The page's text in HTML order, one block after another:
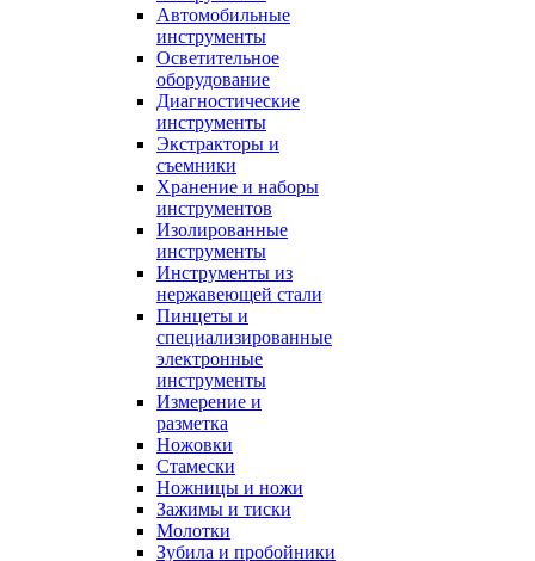
Автомобильные
инструменты
Осветительное
оборудование
Диагностические
инструменты
Экстракторы и
съемники
Хранение и наборы
инструментов
Изолированные
инструменты
Инструменты из
нержавеющей стали
Пинцеты и
специализированные
электронные
инструменты
Измерение и
разметка
Ножовки
Стамески
Ножницы и ножи
Зажимы и тиски
Молотки
Зубила и пробойники